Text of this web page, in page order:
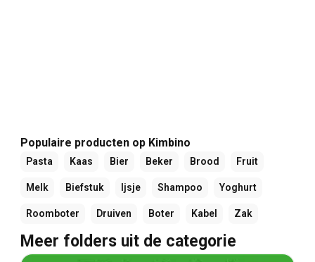
Populaire producten op Kimbino
Pasta Kaas Bier Beker Brood Fruit
Melk Biefstuk Ijsje Shampoo Yoghurt
Roomboter Druiven Boter Kabel Zak
Meer folders uit de categorie